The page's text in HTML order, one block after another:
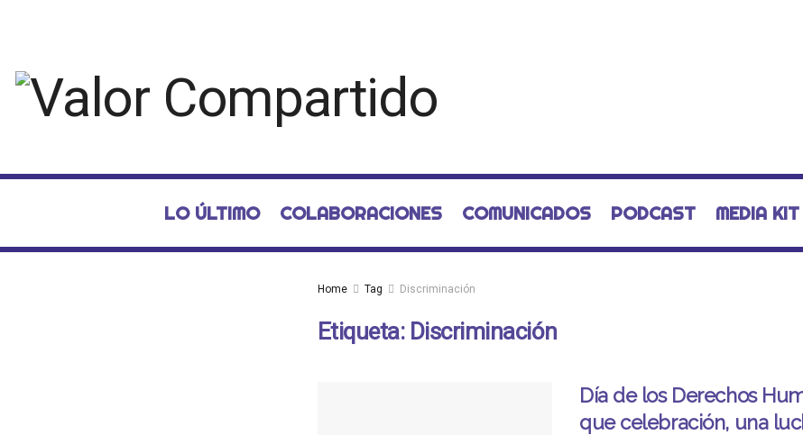
LO ÚLTIMO COLABORACIONES COMUNICADOS PODCAST MEDIA KIT
Home Tag Discriminación
Etiqueta: Discriminación
Día de los Derechos
que celebración, una